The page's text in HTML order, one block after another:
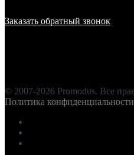
Заказать обратный звонок
© 2007-2026 Promodus. Все
Политика конфиденциальности